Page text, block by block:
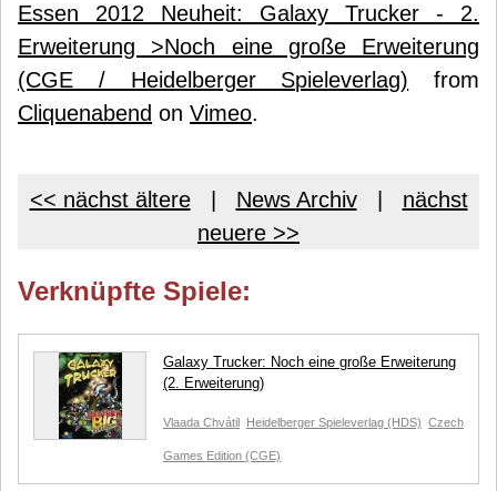
Essen 2012 Neuheit: Galaxy Trucker - 2.
Erweiterung >Noch eine große Erweiterung
(CGE / Heidelberger Spieleverlag) from
Cliquenabend on Vimeo.
<< nächst ältere| News Archiv| nächst
neuere >>
Verknüpfte Spiele:
Galaxy Trucker: Noch eine große Erweiterung
(2. Erweiterung)
Vlaada Chvátil Heidelberger Spieleverlag (HDS) Czech
Games Edition (CGE)